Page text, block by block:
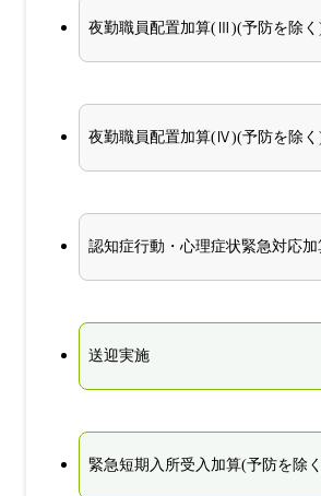
夜勤職員配置加算(Ⅲ)(予防を除く
夜勤職員配置加算(Ⅳ)(予防を除く
認知症行動・心理症状緊急対応加
送迎実施
緊急短期入所受入加算(予防を除